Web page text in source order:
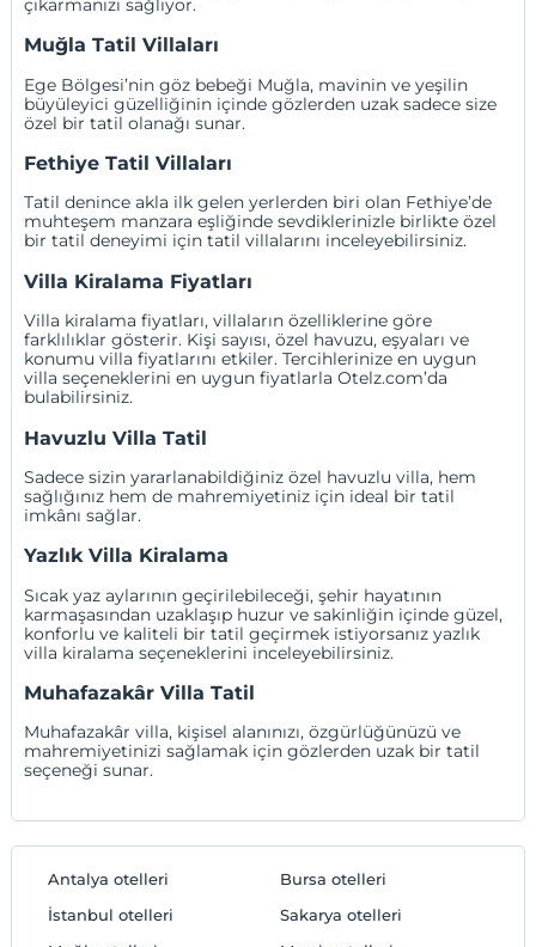
çıkarmanızı sağlıyor.
Muğla Tatil Villaları
Ege Bölgesi’nin göz bebeği Muğla, mavinin ve yeşilin
büyüleyici güzelliğinin içinde gözlerden uzak sadece size
özel bir tatil olanağı sunar.
Fethiye Tatil Villaları
Tatil denince akla ilk gelen yerlerden biri olan Fethiye’de
muhteşem manzara eşliğinde sevdiklerinizle birlikte özel
bir tatil deneyimi için tatil villalarını inceleyebilirsiniz.
Villa Kiralama Fiyatları
Villa kiralama fiyatları, villaların özelliklerine göre
farklılıklar gösterir. Kişi sayısı, özel havuzu, eşyaları ve
konumu villa fiyatlarını etkiler. Tercihlerinize en uygun
villa seçeneklerini en uygun fiyatlarla Otelz.com’da
bulabilirsiniz.
Havuzlu Villa Tatil
Sadece sizin yararlanabildiğiniz özel havuzlu villa, hem
sağlığınız hem de mahremiyetiniz için ideal bir tatil
imkânı sağlar.
Yazlık Villa Kiralama
Sıcak yaz aylarının geçirilebileceği, şehir hayatının
karmaşasından uzaklaşıp huzur ve sakinliğin içinde güzel,
konforlu ve kaliteli bir tatil geçirmek istiyorsanız yazlık
villa kiralama seçeneklerini inceleyebilirsiniz.
Muhafazakâr Villa Tatil
Muhafazakâr villa, kişisel alanınızı, özgürlüğünüzü ve
mahremiyetinizi sağlamak için gözlerden uzak bir tatil
seçeneği sunar.
Antalya otelleri
İstanbul otelleri
Bursa otelleri
Sakarya otelleri